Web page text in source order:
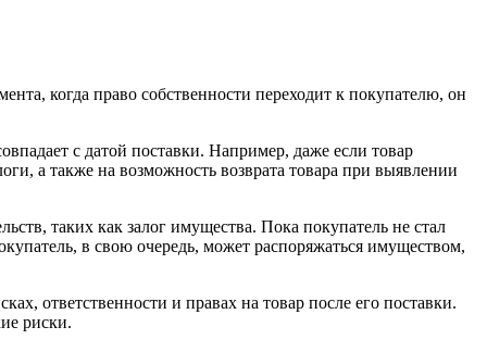
когда право собственности переходит к покупателю, он
с датой поставки. Например, даже если товар
а также на возможность возврата товара при выявлении
таких как залог имущества. Пока покупатель не стал
в свою очередь, может распоряжаться имуществом,
ответственности и правах на товар после его поставки.
риски.